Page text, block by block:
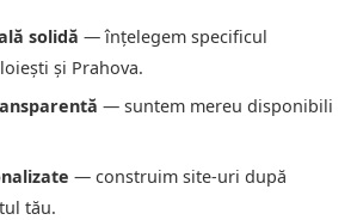
solidă — înțelegem specificul
și Prahova.
— suntem mereu disponibili
— construim site-uri după
tău.